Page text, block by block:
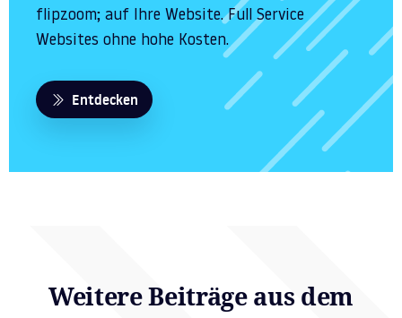
flipzoom; auf Ihre Website. Full Service
Websites ohne hohe Kosten.
Entdecken
Weitere Beiträge aus dem